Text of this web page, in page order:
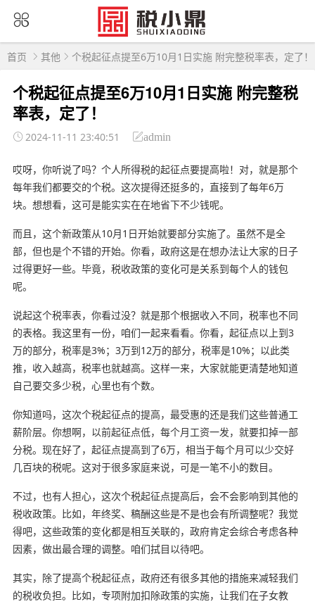
首页 其他 个税起征点提至6万10月1日实施 附完整税率表，定了！
个税起征点提至6万10月1日实施 附完整税
率表，定了！
2024-11-11 23:40:51 admin
哎呀，你听说了吗？个人所得税的起征点要提高啦！对，就是那个
每年我们都要交的个税。这次提得还挺多的，直接到了每年6万
块。想想看，这可是能实实在在地省下不少钱呢。
而且，这个新政策从10月1日开始就要部分实施了。虽然不是全
部，但也是个不错的开始。你看，政府这是在想办法让大家的日子
过得更好一些。毕竟，税收政策的变化可是关系到每个人的钱包
呢。
说起这个税率表，你看过没？就是那个根据收入不同，税率也不同
的表格。我这里有一份，咱们一起来看看。你看，起征点以上到3
万的部分，税率是3%；3万到12万的部分，税率是10%；以此类
推，收入越高，税率也就越高。这样一来，大家就能更清楚地知道
自己要交多少税，心里也有个数。
你知道吗，这次个税起征点的提高，最受惠的还是我们这些普通工
薪阶层。你想啊，以前起征点低，每个月工资一发，就要扣掉一部
分税。现在好了，起征点提高到了6万，相当于每个月可以少交好
几百块的税呢。这对于很多家庭来说，可是一笔不小的数目。
不过，也有人担心，这次个税起征点提高后，会不会影响到其他的
税收政策。比如，年终奖、稿酬这些是不是也会有所调整呢？我觉
得吧，这些政策的变化都是相互关联的，政府肯定会综合考虑各种
因素，做出最合理的调整。咱们拭目以待吧。
其实，除了提高个税起征点，政府还有很多其他的措施来减轻我们
的税收负担。比如，专项附加扣除政策的实施，让我们在子女教